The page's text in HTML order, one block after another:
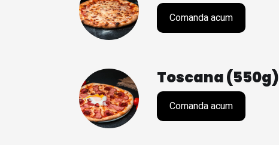
Comanda acum
Toscana (550g)
Comanda acum